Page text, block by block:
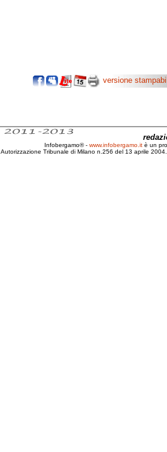
versione
Infobergamo® - www.infobergamo.it è un
Autorizzazione Tribunale di Milano n.256 del 13 aprile